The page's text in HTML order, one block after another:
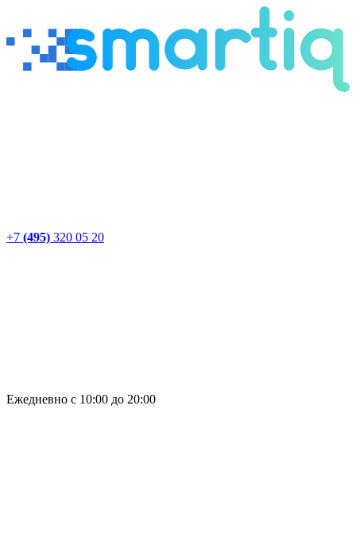
+7 (495) 320 05 20
Ежедневно с 10:00 до 20:00